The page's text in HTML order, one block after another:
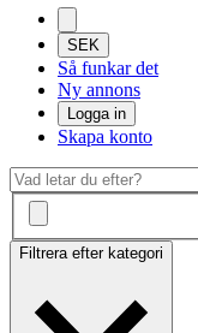
SEK
Så funkar det
Ny annons
Logga in
Skapa konto
Filtrera efter kategori